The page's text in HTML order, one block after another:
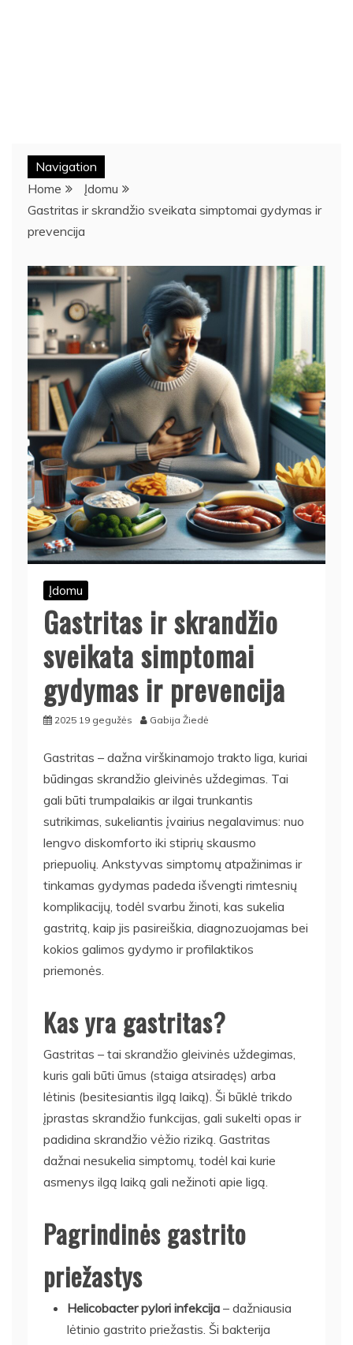
Navigation
Home
Įdomu
Gastritas ir skrandžio sveikata simptomai gydymas ir
prevencija
Įdomu
Gastritas ir skrandžio
sveikata simptomai
gydymas ir prevencija
2025 19 gegužės Gabija Žiedė
Gastritas – dažna virškinamojo trakto liga, kuriai
būdingas skrandžio gleivinės uždegimas. Tai
gali būti trumpalaikis ar ilgai trunkantis
sutrikimas, sukeliantis įvairius negalavimus: nuo
lengvo diskomforto iki stiprių skausmo
priepuolių. Ankstyvas simptomų atpažinimas ir
tinkamas gydymas padeda išvengti rimtesnių
komplikacijų, todėl svarbu žinoti, kas sukelia
gastritą, kaip jis pasireiškia, diagnozuojamas bei
kokios galimos gydymo ir profilaktikos
priemonės.
Kas yra gastritas?
Gastritas – tai skrandžio gleivinės uždegimas,
kuris gali būti ūmus (staiga atsiradęs) arba
lėtinis (besitesiantis ilgą laiką). Ši būklė trikdo
įprastas skrandžio funkcijas, gali sukelti opas ir
padidina skrandžio vėžio riziką. Gastritas
dažnai nesukelia simptomų, todėl kai kurie
asmenys ilgą laiką gali nežinoti apie ligą.
Pagrindinės gastrito
priežastys
Helicobacter pylori infekcija – dažniausia
lėtinio gastrito priežastis. Ši bakterija